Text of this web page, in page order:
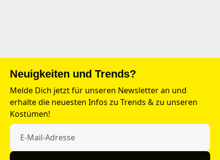
Neuigkeiten und Trends?
Melde Dich jetzt für unseren Newsletter an und
erhalte die neuesten Infos zu Trends & zu unseren
Kostümen!